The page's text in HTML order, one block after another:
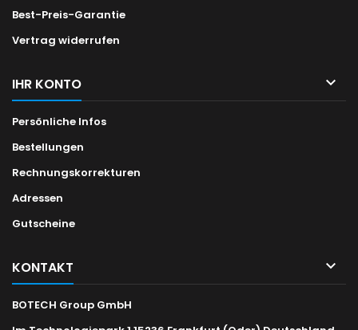
Best-Preis-Garantie
Vertrag widerrufen
IHR KONTO 
Persönliche Infos
Bestellungen
Rechnungskorrekturen
Adressen
Gutscheine
KONTAKT 
BOTECH Group GmbH